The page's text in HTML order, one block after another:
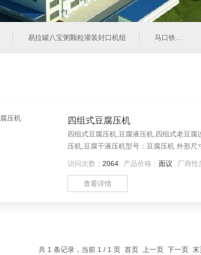
易拉罐八宝粥颗粒灌装封口机组 马口铁彩罐奶粉灌装封罐机组
四组式豆腐压机
四组式豆腐压机,豆腐液压机,四组式老豆
压机,豆腐干液压机型号：豆腐压机 外形
访问次数： 2064 产品价格： 面议 厂商性
查看详情
共 1 条记录，当前 1 / 1 页 首页 上一页 下一页